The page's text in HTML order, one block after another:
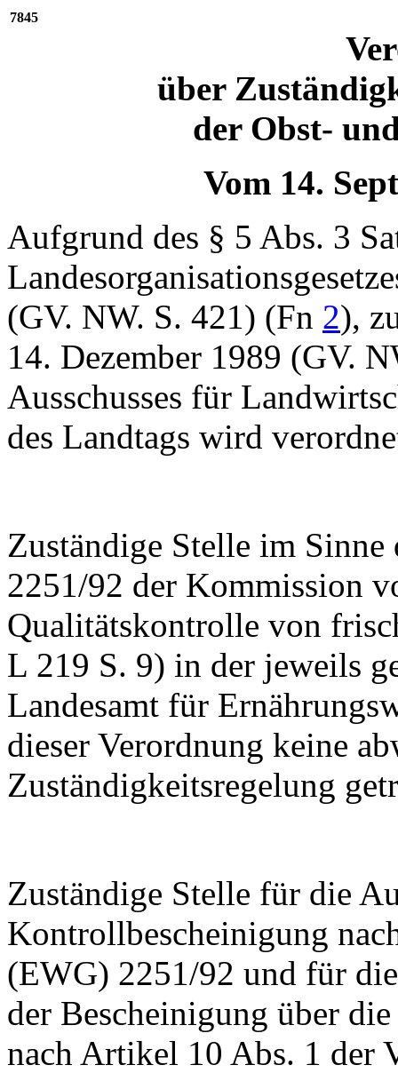
7845
über
der Obst-
Vom 14.
Aufgrund des § 5 Abs. 3
(GV. NW. S. 421) (Fn 2),
14. Dezember 1989 (GV.
Ausschusses für
des Landtags wird
Zuständige Stelle im
2251/92 der Kommission
Qualitätskontrolle von
L 219 S. 9) in der jeweils
Landesamt für
dieser Verordnung keine
Zuständigkeitsregelung
Zuständige Stelle für die
Kontrollbescheinigung
(EWG) 2251/92 und für
der Bescheinigung über
nach Artikel 10 Abs. 1 der